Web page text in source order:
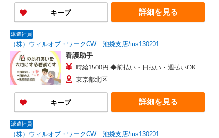
により変動） ・固定残業手当：20,000円（10時
間） ※固定残業時間を超過する場合には超過勤務
手当として別途支給 ・夜勤手当：10,000円/1回
歓迎 ・認知症介護基礎研修 ・初任者研修 ・実務
者研修 ・介護福祉士 など
キープ 詳細を見る
派遣社員
（株）ウィルオブ・ワークCW 池袋支店/ms130201
看護助手
時給1500円 ◆前払い・日払い・週払いOK
東京都北区
キープ 詳細を見る
派遣社員
（株）ウィルオブ・ワークCW 池袋支店/ms130201